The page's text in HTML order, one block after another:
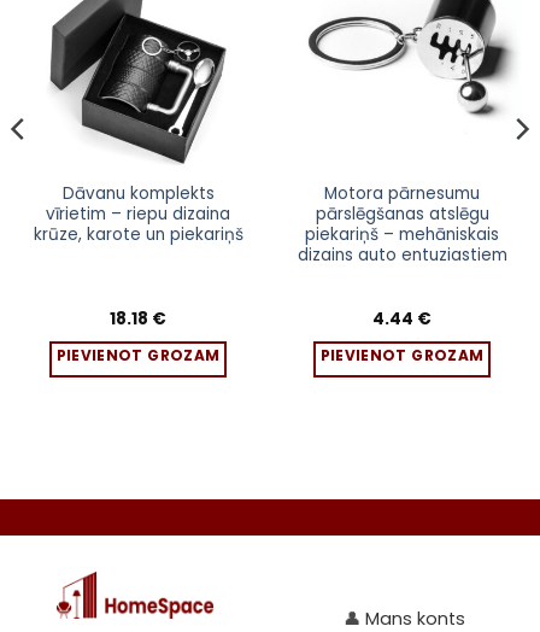
sarakstam
Dāvanu komplekts
vīrietim – riepu dizaina
krūze, karote un piekariņš
18.18 €
PIEVIENOT GROZAM
Pievienot
sarakstam
Motora pārnesumu
pārslēgšanas atslēgu
piekariņš – mehāniskais
dizains auto entuziastiem
4.44 €
PIEVIENOT GROZAM
👤 Mans konts